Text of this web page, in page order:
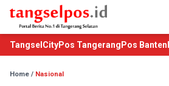
TangselCityPos Tangerang Pos Banten
Home / Nasional